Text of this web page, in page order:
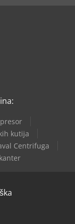
kutija
Centrifuga